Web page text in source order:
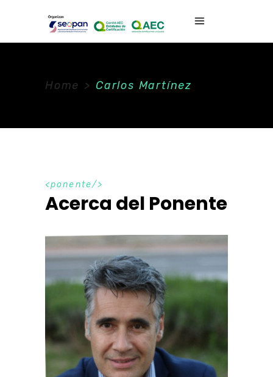
Home > Carlos Martínez
ponente
Acerca del Ponente